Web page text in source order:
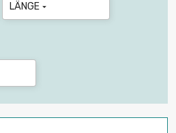
LÄNGE 